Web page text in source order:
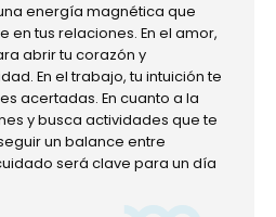
energía magnética que
tus relaciones. En el amor,
abrir tu corazón y
En el trabajo, tu intuición te
acertadas. En cuanto a la
y busca actividades que te
un balance entre
será clave para un día